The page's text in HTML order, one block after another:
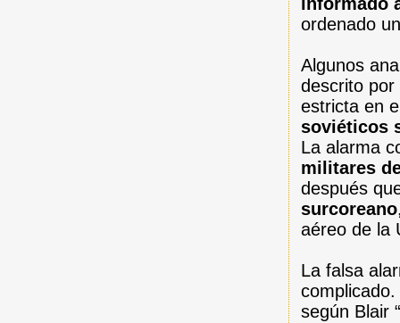
ordenado
Algunos
descrito
estricta en
soviéticos
La alarma
militares
después
surcoreano
aéreo de la
La falsa
según Blair